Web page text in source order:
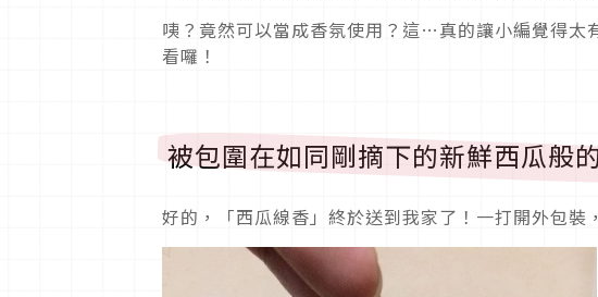
咦？竟然可以當成香氛使用？這…真的讓小編覺得
看囉！
被包圍在如同剛摘下的新鮮西瓜般
好的，「西瓜線香」終於送到我家了！一打開外包裝